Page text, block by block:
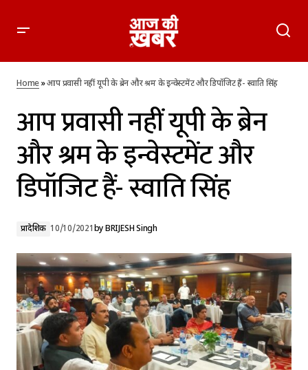
सिंह
Home»आप प्रवासी नहीं यूपी के ब्रेन और श्रम के इन्वेस्टमेंट और डिपॉजिट हैं- स्वाति सिंह
आप प्रवासी नहीं यूपी के ब्रेन
और श्रम के इन्वेस्टमेंट और
डिपॉजिट हैं- स्वाति सिंह
प्रादेशिक 10/10/2021byBRIJESH Singh